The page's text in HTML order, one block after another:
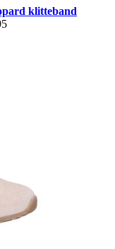
klitteband